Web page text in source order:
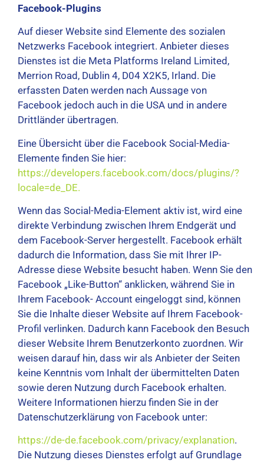
Facebook-Plugins
Auf dieser Website sind Elemente des sozialen
Netzwerks Facebook integriert. Anbieter dieses
Dienstes ist die Meta Platforms Ireland Limited,
Merrion Road, Dublin 4, D04 X2K5, Irland. Die
erfassten Daten werden nach Aussage von
Facebook jedoch auch in die USA und in andere
Drittländer übertragen.
Eine Übersicht über die Facebook Social-Media-
Elemente finden Sie hier:
https://developers.facebook.com/docs/plugins/?
locale=de_DE.
Wenn das Social-Media-Element aktiv ist, wird eine
direkte Verbindung zwischen Ihrem Endgerät und
dem Facebook-Server hergestellt. Facebook erhält
dadurch die Information, dass Sie mit Ihrer IP-
Adresse diese Website besucht haben. Wenn Sie den
Facebook „Like-Button“ anklicken, während Sie in
Ihrem Facebook- Account eingeloggt sind, können
Sie die Inhalte dieser Website auf Ihrem Facebook-
Profil verlinken. Dadurch kann Facebook den Besuch
dieser Website Ihrem Benutzerkonto zuordnen. Wir
weisen darauf hin, dass wir als Anbieter der Seiten
keine Kenntnis vom Inhalt der übermittelten Daten
sowie deren Nutzung durch Facebook erhalten.
Weitere Informationen hierzu finden Sie in der
Datenschutzerklärung von Facebook unter:
https://de-de.facebook.com/privacy/explanation.
Die Nutzung dieses Dienstes erfolgt auf Grundlage